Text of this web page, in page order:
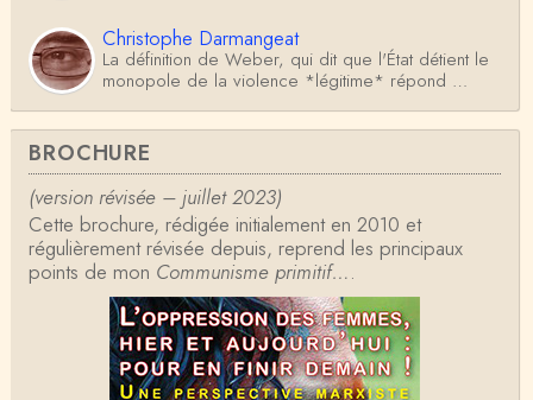
Christophe Darmangeat
La définition de Weber, qui dit que l'État détient le
monopole de la violence *légitime* répond …
Anonymous
Formidable et complexe sujet ; l'ancien professeur
d'histoire que je suis, Alsacien de surcr…
Tangui Przybylowski
Concernant Fustel de Coulanges, j'ai le souvenir
d'avoir lu, il y a près de 10 ans, un autre…
Jean-Paul Demoule
L'Etat ayant donc le monopole de la violence légiti
me, comment interpréter la situation états-un…
BROCHURE
(version révisée – juillet 2023)
Cette brochure, rédigée initialement en 2010 et
régulièrement révisée depuis, reprend les principaux
points de mon Communisme primitif….